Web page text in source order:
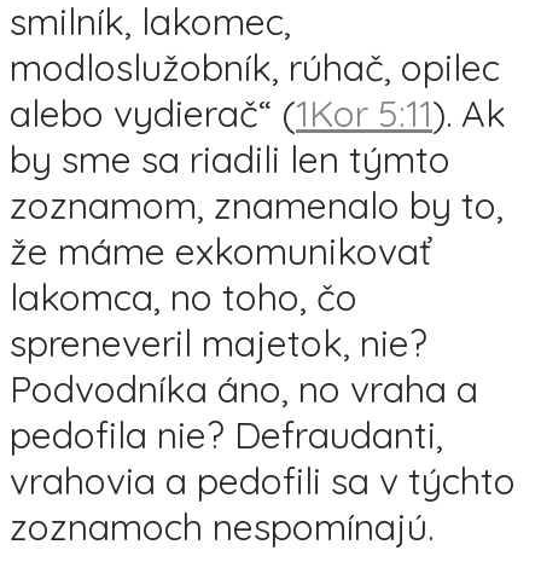
smilník, lakomec,
modloslužobník, rúhač, opilec
alebo vydierač“ (1Kor 5:11). Ak
by sme sa riadili len týmto
zoznamom, znamenalo by to,
že máme exkomunikovať
lakomca, no toho, čo
spreneveril majetok, nie?
Podvodníka áno, no vraha a
pedofila nie? Defraudanti,
vrahovia a pedofili sa v týchto
zoznamoch nespomínajú.